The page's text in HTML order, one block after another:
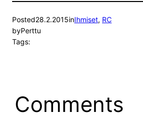
Posted28.2.2015inIhmiset, RC
byPerttu
Tags:
Comments